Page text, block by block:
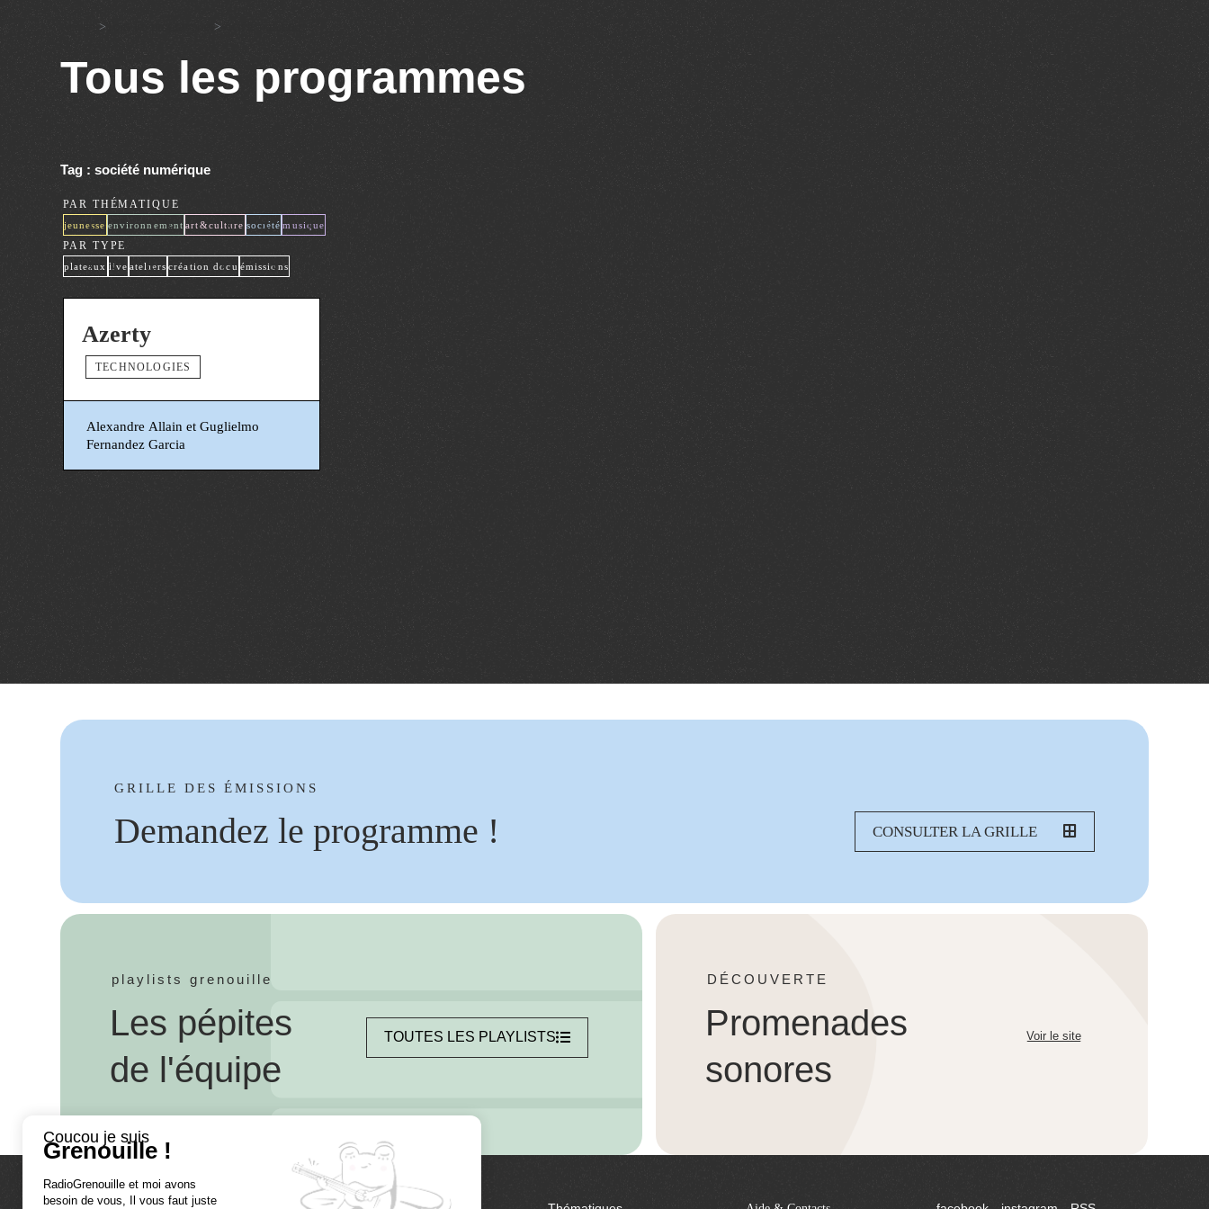
> >
Tous les programmes
Tag : société numérique
PAR THÉMATIQUE
jeunesse
x environnement
x art&culture
x société
x musique
x
PAR TYPE
plateaux
x live
x ateliers
x création docu
x émissions
x
Azerty
TECHNOLOGIES
Alexandre Allain et Guglielmo
Fernandez Garcia
GRILLE DES ÉMISSIONS
Demandez le programme ! CONSULTER LA GRILLE
playlists grenouille
Les pépites
de l'équipe
TOUTES LES PLAYLISTS
DÉCOUVERTE
Promenades
sonores
Voir le site
Coucou je suis
Grenouille !
RadioGrenouille et moi avons
besoin de vous, Il vous faut juste